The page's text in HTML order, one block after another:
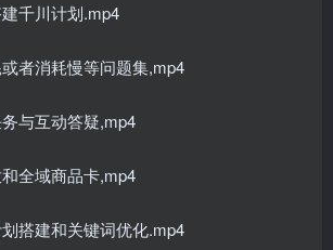
千川计划.mp4
者消耗慢等问题集,mp4
与互动答疑,mp4
全域商品卡,mp4
搭建和关键词优化.mp4